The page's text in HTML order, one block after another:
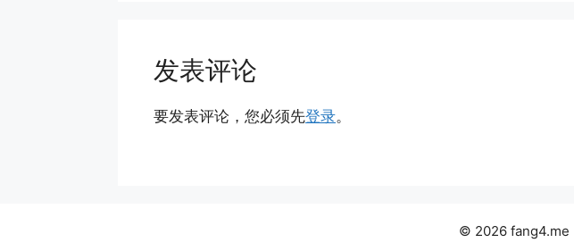
发表评论
要发表评论，您必须先登录。
© 2026 fang4.me